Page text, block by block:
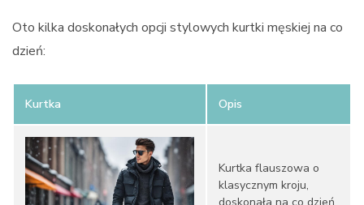
Oto kilka doskonałych opcji stylowych kurtki męskiej na co
dzień:
Kurtka Opis
Kurtka flauszowa o
klasycznym kroju,